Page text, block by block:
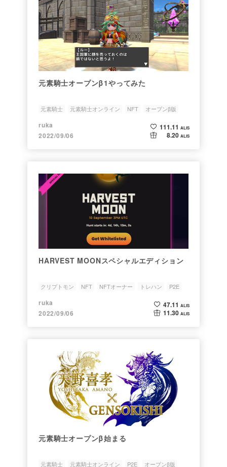
元素騎士オープンβ1やってみた
元素騎士 元素騎士オンライン NFT
オープンβ版
MMORPG
ruka
2022/09/06
111.11 ALIS
8.20 ALIS
HARVEST MOONスペシャルエディション
クリプトモン NFT NFTオーナー トレハン P2E
ruka
2022/09/06
47.11 ALIS
11.30 ALIS
元素騎士オープンβ始まる
元素騎士 元素騎士オンライン P2E オープンβ版